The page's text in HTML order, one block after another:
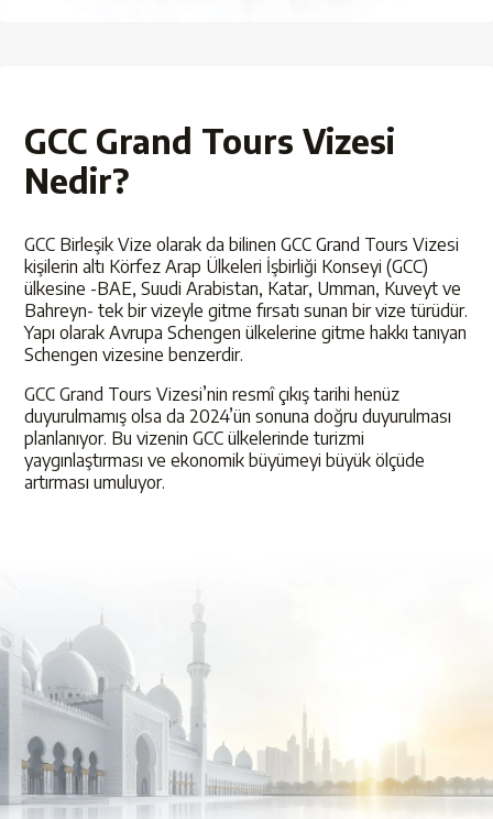
GCC Grand Tours Vizesi
Nedir?
GCC Birleşik Vize olarak da bilinen GCC Grand Tours Vizesi
kişilerin altı Körfez Arap Ülkeleri İşbirliği Konseyi (GCC)
ülkesine -BAE, Suudi Arabistan, Katar, Umman, Kuveyt ve
Bahreyn- tek bir vizeyle gitme fırsatı sunan bir vize türüdür.
Yapı olarak Avrupa Schengen ülkelerine gitme hakkı tanıyan
Schengen vizesine benzerdir.
GCC Grand Tours Vizesi’nin resmî çıkış tarihi henüz
duyurulmamış olsa da 2024’ün sonuna doğru duyurulması
planlanıyor. Bu vizenin GCC ülkelerinde turizmi
yaygınlaştırması ve ekonomik büyümeyi büyük ölçüde
artırması umuluyor.